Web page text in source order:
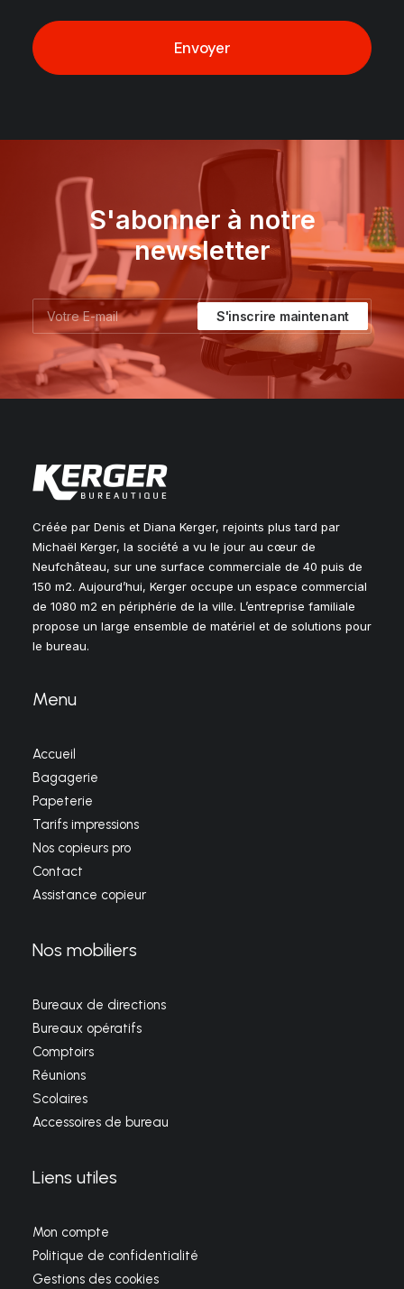
S'abonner à notre
newsletter
Créée par Denis et Diana Kerger, rejoints plus tard par
Michaël Kerger, la société a vu le jour au cœur de
Neufchâteau, sur une surface commerciale de 40 puis de
150 m2. Aujourd’hui, Kerger occupe un espace commercial
de 1080 m2 en périphérie de la ville. L’entreprise familiale
propose un large ensemble de matériel et de solutions pour
le bureau.
Menu
Accueil
Bagagerie
Papeterie
Tarifs impressions
Nos copieurs pro
Contact
Assistance copieur
Nos mobiliers
Bureaux de directions
Bureaux opératifs
Comptoirs
Réunions
Scolaires
Accessoires de bureau
Liens utiles
Mon compte
Politique de confidentialité
Gestions des cookies